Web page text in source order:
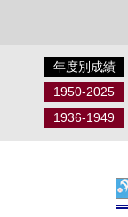
年度別成績
1950-2025
1936-1949